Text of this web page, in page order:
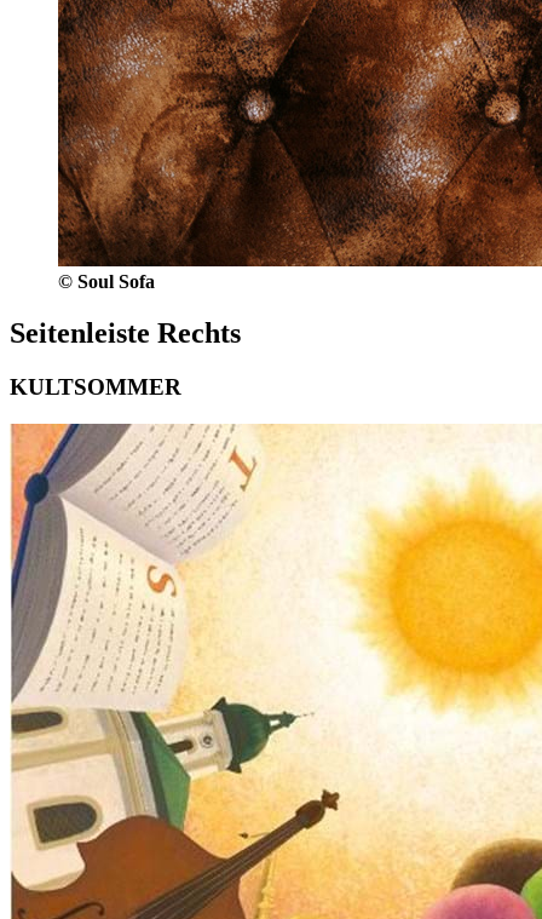
© Soul Sofa
Seitenleiste Rechts
KULTSOMMER